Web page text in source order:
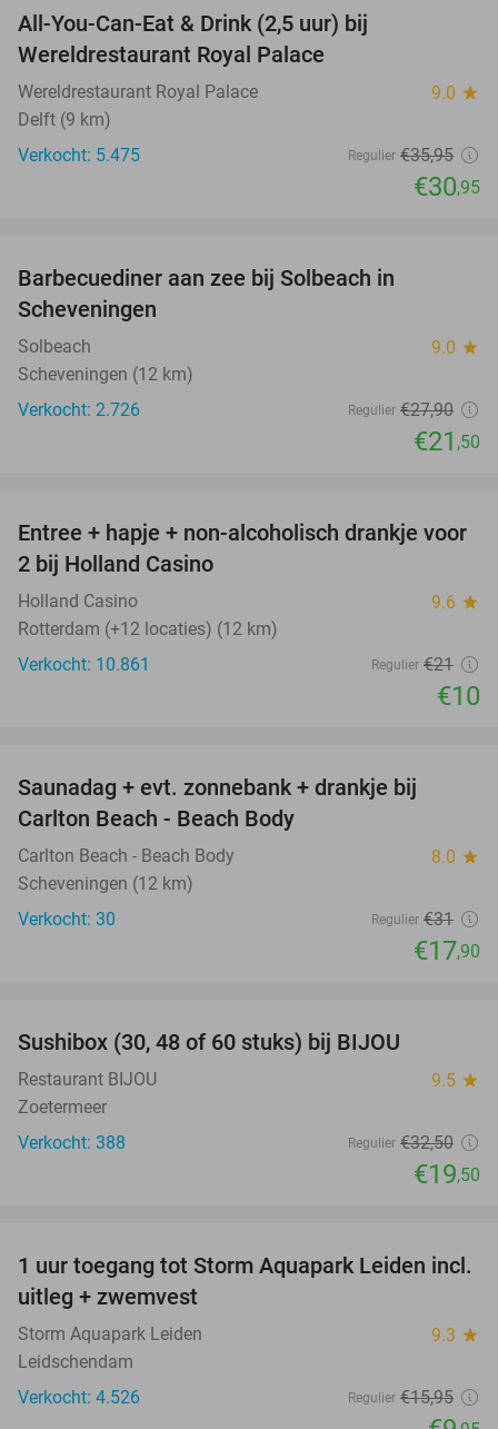
All-You-Can-Eat & Drink (2,5 uur) bij
Wereldrestaurant Royal Palace
Wereldrestaurant Royal Palace 9.0 star
Delft (9 km)
Verkocht: 5.475
Regulier €35,95
€30,95
Barbecuediner aan zee bij Solbeach in
Scheveningen
Solbeach 9.0 star
Scheveningen (12 km)
Verkocht: 2.726
Regulier €27,90
€21 ,50
52%
Entree + hapje + non-alcoholisch drankje voor
2 bij Holland Casino
Holland Casino 9.6 star
Rotterdam (+12 locaties) (12 km)
Verkocht: 10.861
Regulier €21
€10
Saunadag + evt. zonnebank + drankje bij
Carlton Beach - Beach Body
Carlton Beach - Beach Body 8.0 star
Scheveningen (12 km)
Verkocht: 30
Regulier €31
€17,90
Sushibox (30, 48 of 60 stuks) bij BIJOU
Restaurant BIJOU 9.5 star
Zoetermeer
Verkocht: 388
Regulier €32,50
€19,50
38%
1 uur toegang tot Storm Aquapark Leiden incl.
uitleg + zwemvest
Storm Aquapark Leiden 9.3 star
Leidschendam
Verkocht: 4.526
Regulier €15,95